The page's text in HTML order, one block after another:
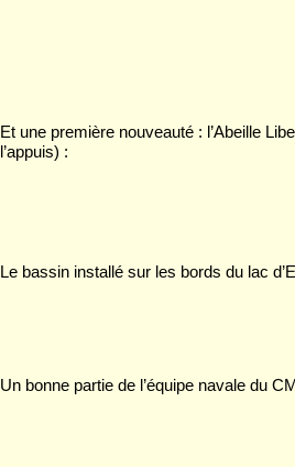
Et une première nouveauté : l’Abeille
l’appuis) :
Le bassin installé sur les bords du lac
Un bonne partie de l’équipe navale du